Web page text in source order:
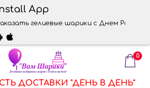
App
гелиевые шарики с Днем
0
ДОСТАВКИ "ДЕНЬ В ДЕНЬ"